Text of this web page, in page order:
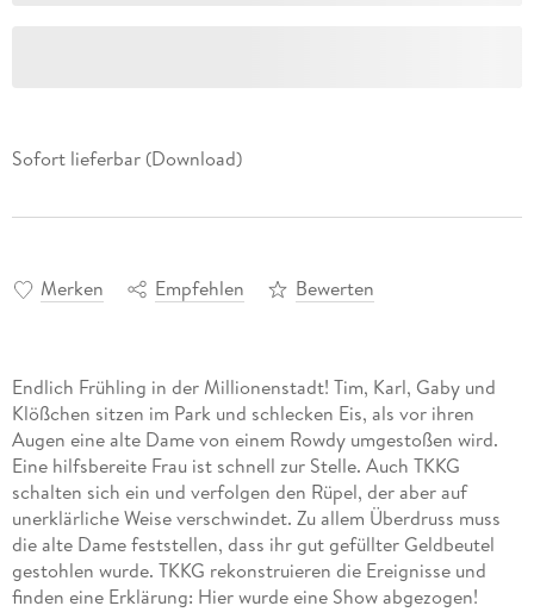
Sofort lieferbar (Download)
Merken Empfehlen Bewerten
Endlich Frühling in der Millionenstadt! Tim, Karl, Gaby und
Klößchen sitzen im Park und schlecken Eis, als vor ihren
Augen eine alte Dame von einem Rowdy umgestoßen wird.
Eine hilfsbereite Frau ist schnell zur Stelle. Auch TKKG
schalten sich ein und verfolgen den Rüpel, der aber auf
unerklärliche Weise verschwindet. Zu allem Überdruss muss
die alte Dame feststellen, dass ihr gut gefüllter Geldbeutel
gestohlen wurde. TKKG rekonstruieren die Ereignisse und
finden eine Erklärung: Hier wurde eine Show abgezogen!